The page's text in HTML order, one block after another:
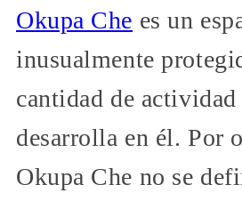
Okupa Che es un
inusualmente
cantidad de actividad
desarrolla en él. Por
Okupa Che no se